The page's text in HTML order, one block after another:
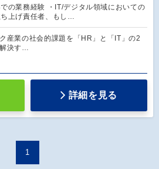
での業務経験 ・IT/デジタル領域においての
上げ責任者、もし…
産業の社会的課題を「HR」と「IT」の2
決す…
詳細を見る
1